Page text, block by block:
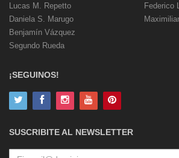
Lucas M. Repetto
Daniela S. Marugo
Benjamín Vázquez
Segundo Rueda
Federico
¡SEGUINOS!
SUSCRIBITE AL NEWSLETTER